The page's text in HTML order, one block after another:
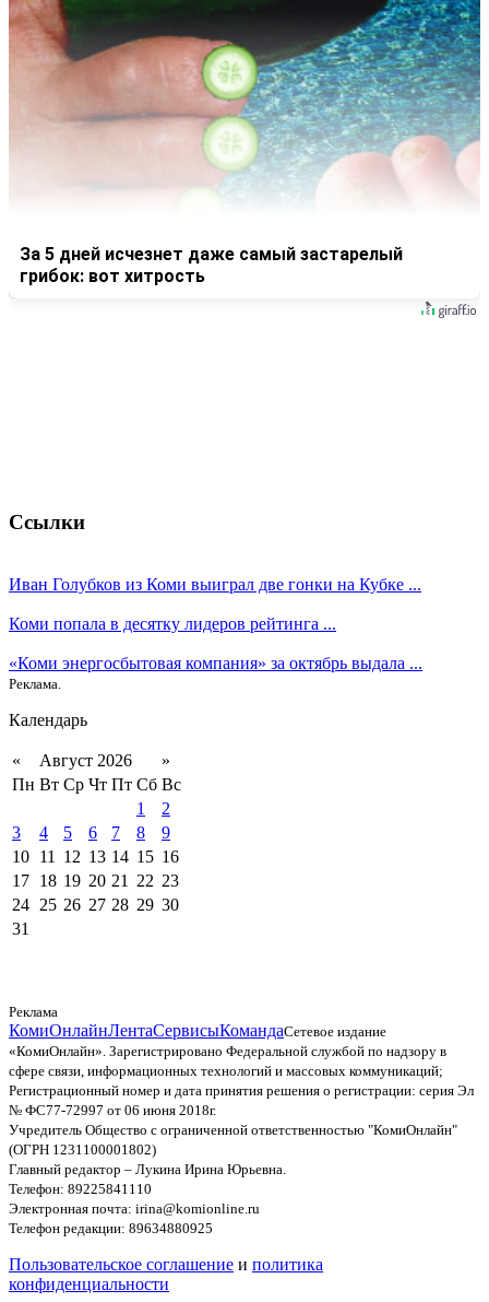
За 5 дней исчезнет даже самый застарелый
грибок: вот хитрость
Ссылки
Иван Голубков из Коми выиграл две гонки на Кубке ...
Коми попала в десятку лидеров рейтинга ...
«Коми энергосбытовая компания» за октябрь выдала ...
Реклама.
Календарь
« Август 2026
»
Пн Вт Ср Чт Пт Сб Вс
1
2
3
4 5 6 7 8
9
10 11 12 13 14 15 16
17 18 19 20 21 22 23
24 25 26 27 28 29 30
31
Реклама
КомиОнлайнЛентаСервисыКомандаСетевое издание
«КомиОнлайн». Зарегистрировано Федеральной службой по надзору в
сфере связи, информационных технологий и массовых коммуникаций;
Регистрационный номер и дата принятия решения о регистрации: серия Эл
№ ФС77-72997 от 06 июня 2018г.
Учредитель Общество с ограниченной ответственностью "КомиОнлайн"
(ОГРН 1231100001802)
Главный редактор – Лукина Ирина Юрьевна.
Телефон: 89225841110
Электронная почта: irina@komionline.ru
Телефон редакции: 89634880925
Пользовательское соглашение и политика
конфиденциальности